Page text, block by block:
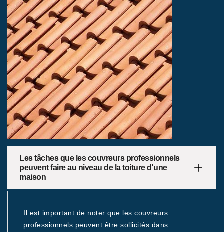
Les tâches que les couvreurs professionnels
peuvent faire au niveau de la toiture d'une
maison
Il est important de noter que les couvreurs
professionnels peuvent être sollicités dans